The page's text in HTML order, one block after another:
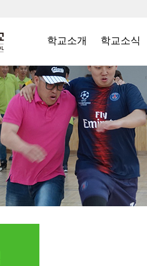
학교소개 학교소식